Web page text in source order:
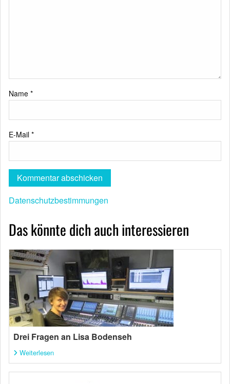
Name *
E-Mail *
Datenschutzbestimmungen
Das könnte dich auch interessieren
Drei Fragen an Lisa Bodenseh
Weiterlesen